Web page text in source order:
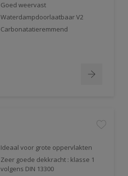
Goed weervast
Waterdampdoorlaatbaar V2
Carbonatatieremmend
Ideaal voor grote oppervlakten
Zeer goede dekkracht : klasse 1
volgens DIN 13300